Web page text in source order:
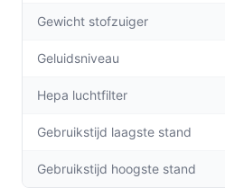
meerdere kamers zonder
effectief vuil en stof van
tapijt tot harde vloeren,
Deze stofzuiger is perfect
Gewicht stofzuiger
Geluidsniveau
Hepa luchtfilter
Gebruikstijd laagste stand
Gebruikstijd hoogste stand